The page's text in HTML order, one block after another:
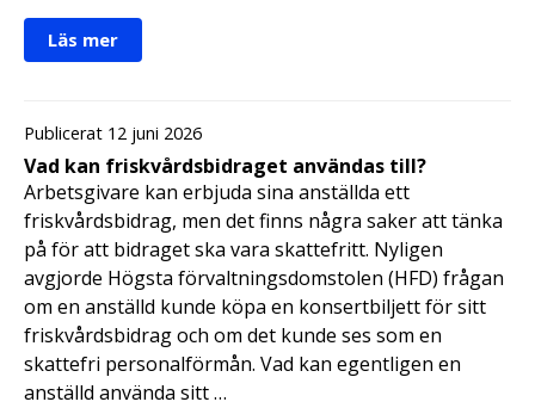
Läs mer
Publicerat 12 juni 2026
Vad kan friskvårdsbidraget användas till?
Arbetsgivare kan erbjuda sina anställda ett
friskvårdsbidrag, men det finns några saker att tänka
på för att bidraget ska vara skattefritt. Nyligen
avgjorde Högsta förvaltningsdomstolen (HFD) frågan
om en anställd kunde köpa en konsertbiljett för sitt
friskvårdsbidrag och om det kunde ses som en
skattefri personalförmån. Vad kan egentligen en
anställd använda sitt …